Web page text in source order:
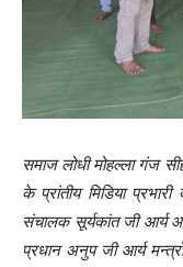
समाज लोधी मोहल्ला गंज
के प्रांतीय मिडिया
संचालक सूर्यकांत जी आर्य
प्रधान अनुप जी आर्य मन्त्रों